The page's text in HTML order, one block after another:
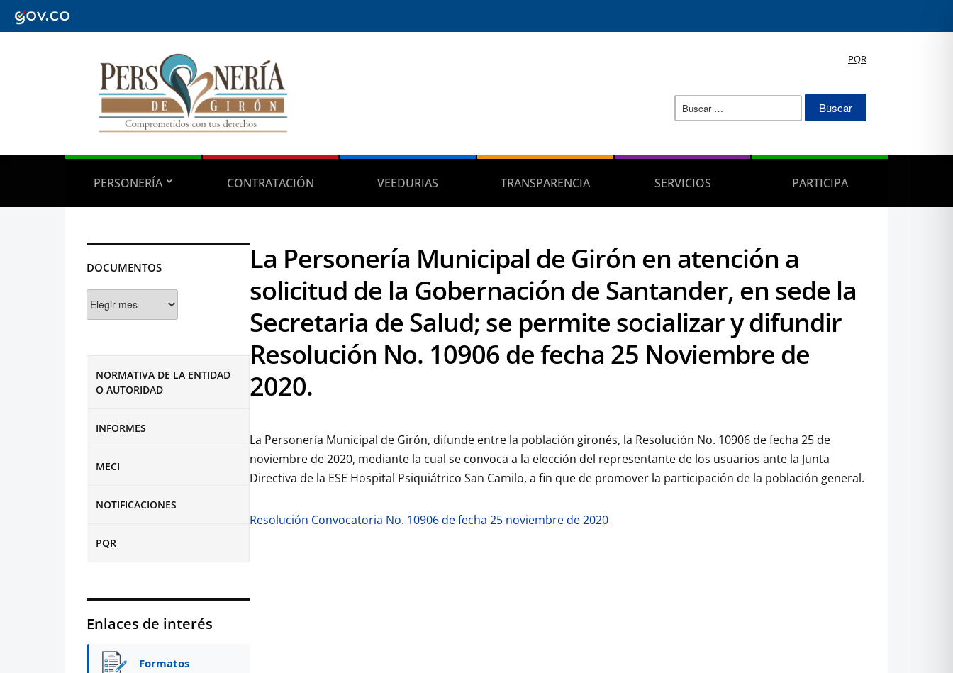
PQR
Buscar:
PERSONERÍA CONTRATACIÓN VEEDURIAS TRANSPARENCIA SERVICIOS PARTICIPA
DOCUMENTOS
NORMATIVA DE LA ENTIDAD
O AUTORIDAD
INFORMES
MECI
NOTIFICACIONES
PQR
Enlaces de interés
Formatos
La Personería Municipal de Girón en atención a
solicitud de la Gobernación de Santander, en sede la
Secretaria de Salud; se permite socializar y difundir
Resolución No. 10906 de fecha 25 Noviembre de
2020.
La Personería Municipal de Girón, difunde entre la población gironés, la Resolución No. 10906 de fecha 25 de
noviembre de 2020, mediante la cual se convoca a la elección del representante de los usuarios ante la Junta
Directiva de la ESE Hospital Psiquiátrico San Camilo, a fin que de promover la participación de la población general.
Resolución Convocatoria No. 10906 de fecha 25 noviembre de 2020